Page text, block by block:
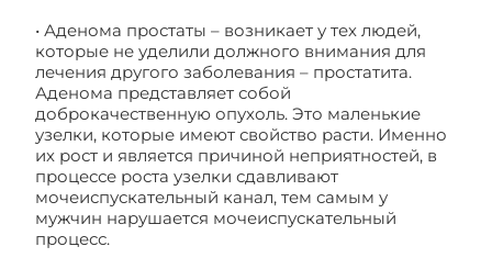
• Аденома простаты – возникает у тех людей,
которые не уделили должного внимания для
лечения другого заболевания – простатита.
Аденома представляет собой
доброкачественную опухоль. Это маленькие
узелки, которые имеют свойство расти. Именно
их рост и является причиной неприятностей, в
процессе роста узелки сдавливают
мочеиспускательный канал, тем самым у
мужчин нарушается мочеиспускательный
процесс.